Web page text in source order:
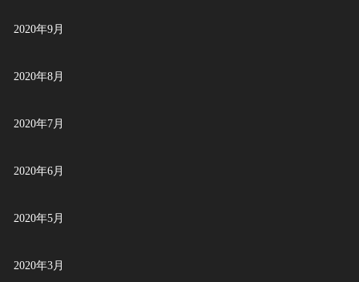
2020年9月
2020年8月
2020年7月
2020年6月
2020年5月
2020年3月